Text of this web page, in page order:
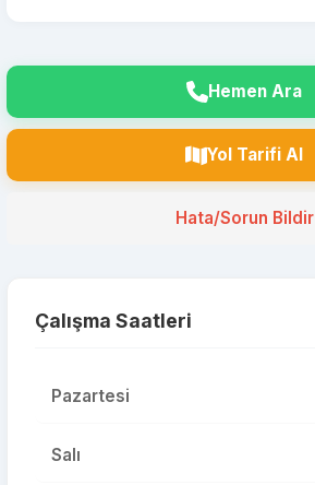
Hemen Ara
Yol Tarifi Al
Hata/Sorun Bildir
Çalışma Saatleri
Pazartesi
Salı